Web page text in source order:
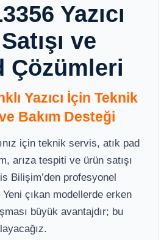
Yazıcı
ve
Çözümleri
Yazıcı İçin Teknik
Bakım Desteği
için teknik servis, atık pad
arıza tespiti ve ürün satışı
Bilişim’den profesyonel
çıkan modellerde erken
büyük avantajdır; bu